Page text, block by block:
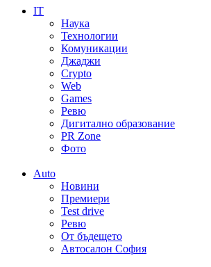
IT
Наука
Технологии
Комуникации
Джаджи
Crypto
Web
Games
Ревю
Дигитално образование
PR Zone
Фото
Auto
Новини
Премиери
Test drive
Ревю
От бъдещето
Автосалон София